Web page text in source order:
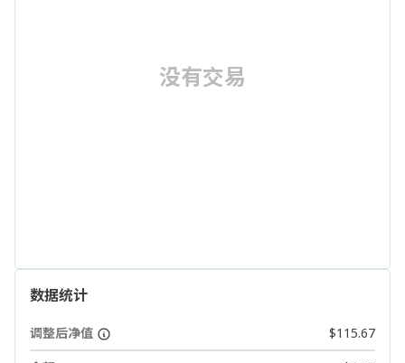
没有交易
数据统计
调整后净值
$115.67